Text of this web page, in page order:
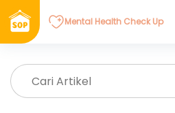
Mental Health Check Up